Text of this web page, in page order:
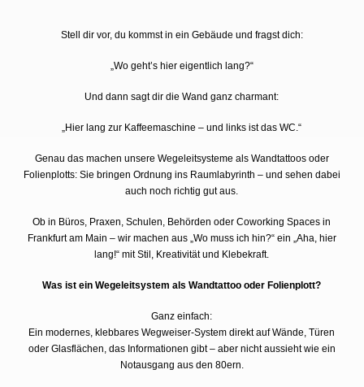
Stell dir vor, du kommst in ein Gebäude und fragst dich:
„Wo geht’s hier eigentlich lang?“
Und dann sagt dir die Wand ganz charmant:
„Hier lang zur Kaffeemaschine – und links ist das WC.“
Genau das machen unsere Wegeleitsysteme als Wandtattoos oder
Folienplotts: Sie bringen Ordnung ins Raumlabyrinth – und sehen dabei
auch noch richtig gut aus.
Ob in Büros, Praxen, Schulen, Behörden oder Coworking Spaces in
Frankfurt am Main – wir machen aus „Wo muss ich hin?“ ein „Aha, hier
lang!“ mit Stil, Kreativität und Klebekraft.
Was ist ein Wegeleitsystem als Wandtattoo oder Folienplott?
Ganz einfach:
Ein modernes, klebbares Wegweiser-System direkt auf Wände, Türen
oder Glasflächen, das Informationen gibt – aber nicht aussieht wie ein
Notausgang aus den 80ern.